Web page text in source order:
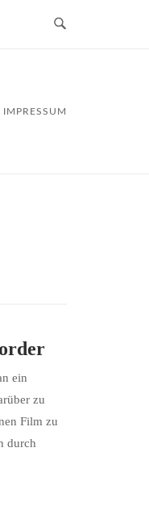
IMPRESSUM
ein
zu
Film zu
durch